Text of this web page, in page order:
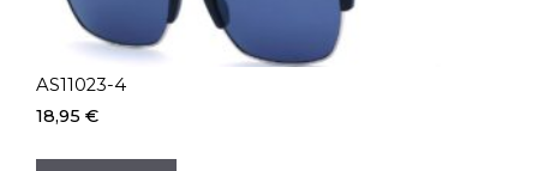
AS11023-4
18,95 €